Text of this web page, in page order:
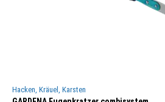
Hacken, Kräuel, Karsten